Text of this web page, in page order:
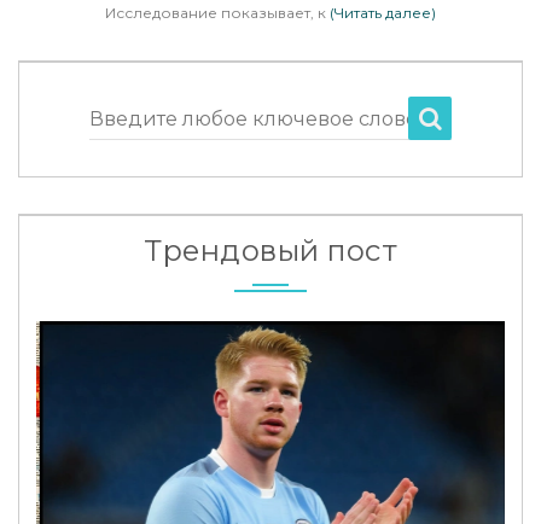
Исследование показывает, к (Читать далее)
Введите любое ключевое слово
Трендовый пост